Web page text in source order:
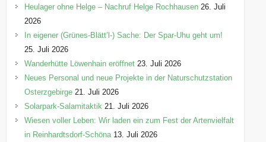
Heulager ohne Helge – Nachruf Helge Rochhausen 26. Juli
2026
In eigener (Grünes-Blätt’l-) Sache: Der Spar-Uhu geht um!
25. Juli 2026
Wanderhütte Löwenhain eröffnet 23. Juli 2026
Neues Personal und neue Projekte in der Naturschutzstation
Osterzgebirge 21. Juli 2026
Solarpark-Salamitaktik 21. Juli 2026
Wiesen voller Leben: Wir laden ein zum Fest der Artenvielfalt
in Reinhardtsdorf-Schöna 13. Juli 2026